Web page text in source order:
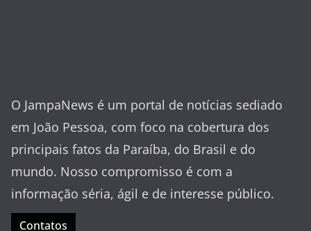
O JampaNews é um portal de notícias sediado
em João Pessoa, com foco na cobertura dos
principais fatos da Paraíba, do Brasil e do
mundo. Nosso compromisso é com a
informação séria, ágil e de interesse público.
Contatos